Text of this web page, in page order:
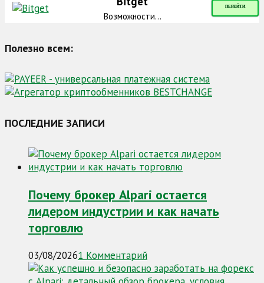
ПЕРЕЙТИ
Возможности...
Полезно всем:
ПОСЛЕДНИЕ ЗАПИСИ
Почему брокер Alpari остается
лидером индустрии и как начать
торговлю
03/08/20261 Комментарий